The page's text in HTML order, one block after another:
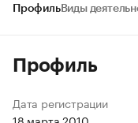
ПрофильВиды
Профиль
Дата регистрации